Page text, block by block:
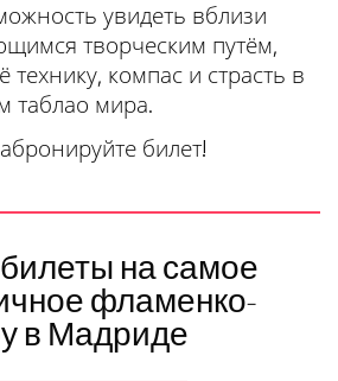
увидеть вблизи
творческим путём,
технику, компас и страсть в
таблао мира.
билет!
на самое
фламенко-
в Мадриде